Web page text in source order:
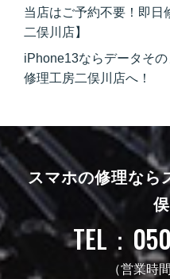
当店はご予約不要！即日
二俣川店】
iPhone13ならデータそ
修理工房二俣川店へ！
スマホの修理なら
TEL：
（営業時